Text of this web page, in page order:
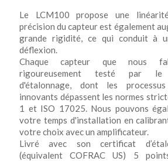
Le LCM100 propose une
précision du capteur est également
grande rigidité, ce qui conduit à
déflexion.
Chaque capteur que nous
rigoureusement testé par le
d'étalonnage, dont les
innovants dépassent les normes
1 et ISO 17025. Nous pouvons
votre temps d'installation en
votre choix avec un amplificateur.
Livré avec son certificat
(équivalent COFRAC US) 5